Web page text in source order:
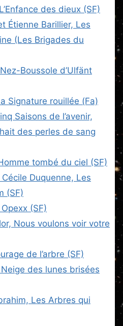
des dieux (SF)
Étienne Barillier, Les
(Les Brigades du
Boussole d’Ulfänt
Signature rouillée (Fa)
Saisons de l’avenir,
des perles de sang
tombé du ciel (SF)
Duquenne, Les
(SF)
(SF)
Nous voulons voir votre
de l’arbre (SF)
des lunes brisées
Les Arbres qui